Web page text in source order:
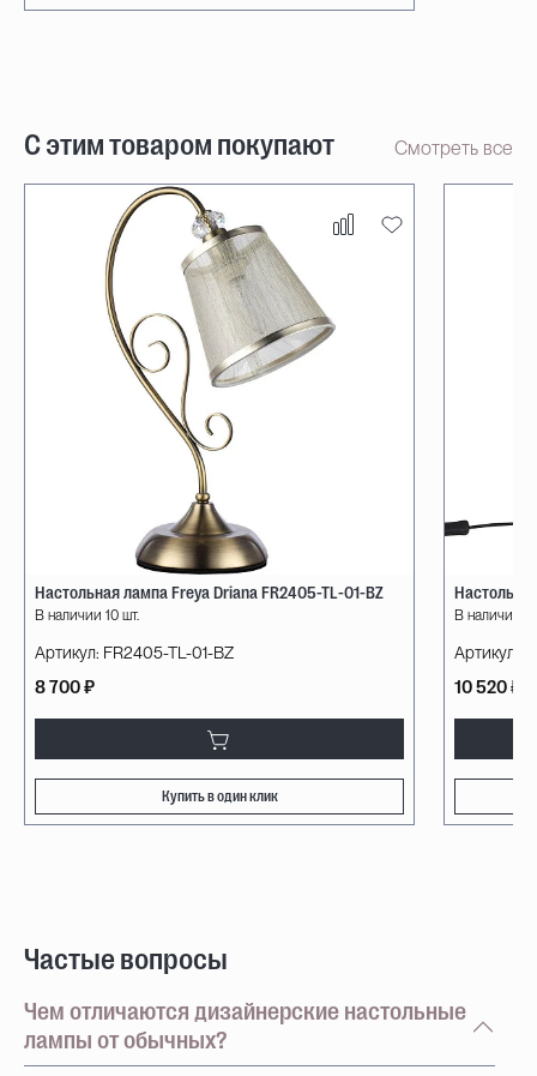
С этим товаром покупают Смотреть все
Настольная лампа Freya Driana FR2405-TL-01-BZ
В наличии 10 шт.
Артикул: FR2405-TL-01-BZ
8 700 ₽
Купить в один клик
В наличии 5
Артикул:
10 520 ₽
Частые вопросы
Чем отличаются дизайнерские настольные
лампы от обычных?